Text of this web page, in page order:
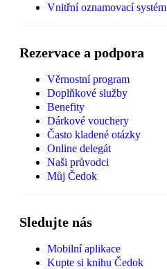
Vnitřní oznamovací systém
Rezervace a podpora
Věrnostní program
Doplňkové služby
Benefity
Dárkové vouchery
Často kladené otázky
Online delegát
Naši průvodci
Můj Čedok
Sledujte nás
Mobilní aplikace
Kupte si knihu Čedok